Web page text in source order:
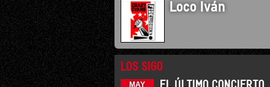
Loco Iván
LOS SIGO
MAY